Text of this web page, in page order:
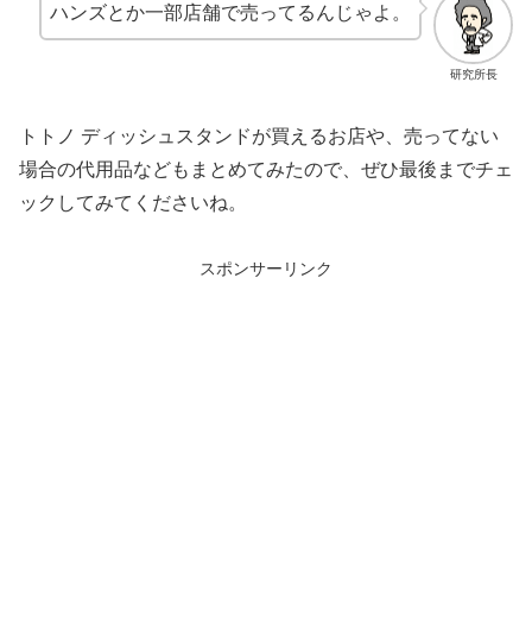
研究所長
ハンズとか一部店舗で売ってるんじゃよ。
トトノ ディッシュスタンドが買えるお店や、売ってない
場合の代用品などもまとめてみたので、ぜひ最後までチェ
ックしてみてくださいね。
スポンサーリンク